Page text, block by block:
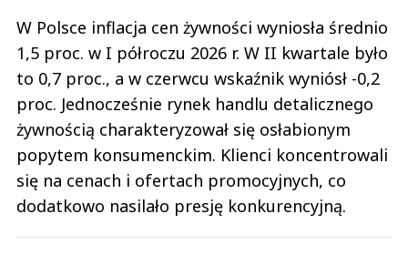
W Polsce inflacja cen żywności wyniosła średnio
1,5 proc. w I półroczu 2026 r. W II kwartale było
to 0,7 proc., a w czerwcu wskaźnik wyniósł -0,2
proc. Jednocześnie rynek handlu detalicznego
żywnością charakteryzował się osłabionym
popytem konsumenckim. Klienci koncentrowali
się na cenach i ofertach promocyjnych, co
dodatkowo nasilało presję konkurencyjną.